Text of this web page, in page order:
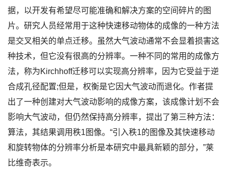
据，以开发有希望尽可能准确和解决方案的空间碎片的图
片。研究人员经常用于这种快速移动物体的成像的一种方法
是交叉相关的单点迁移。虽然大气波动通常不会显着损害这
种技术，但它没有很高的分辨率。一种不同的常用的成像方
法，称为Kirchhoff迁移可以实现高分辨率，因为它受益于逆
合成孔径配置;但是，权衡是它因大气波动而退化。作者提
出了一种创建对大气波动影响的成像方案，该成像计划不会
影响大气波动，但仍然保持高分辨率，提出了第三种方法：
算法，其结果调用秩1图像。“引入秩1的图像及其快速移动
和旋转物体的分辨率分析是本研究中最具新颖的部分，”莱
比维奇表示。